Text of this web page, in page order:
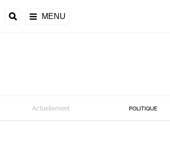
MENU
Actuellement POLITIQUE